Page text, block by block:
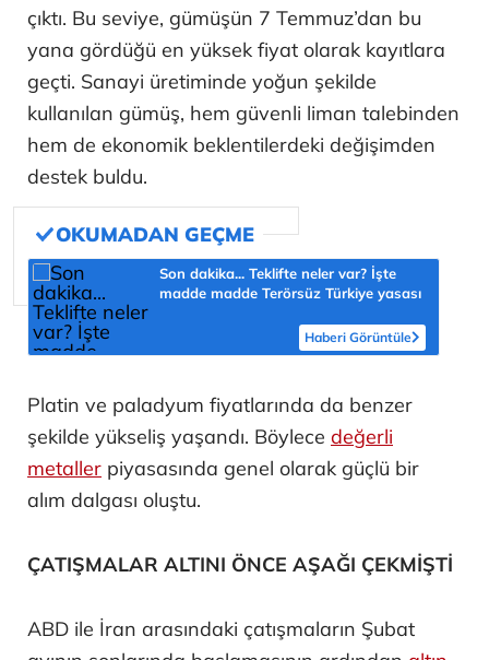
çıktı. Bu seviye, gümüşün 7 Temmuz’dan bu
yana gördüğü en yüksek fiyat olarak kayıtlara
geçti. Sanayi üretiminde yoğun şekilde
kullanılan gümüş, hem güvenli liman talebinden
hem de ekonomik beklentilerdeki değişimden
destek buldu.
Son dakika... Teklifte neler var? İşte
madde madde Terörsüz Türkiye yasası
Haberi Görüntüle
Platin ve paladyum fiyatlarında da benzer
şekilde yükseliş yaşandı. Böylece değerli
metaller piyasasında genel olarak güçlü bir
alım dalgası oluştu.
ÇATIŞMALAR ALTINI ÖNCE AŞAĞI ÇEKMİŞTİ
ABD ile İran arasındaki çatışmaların Şubat